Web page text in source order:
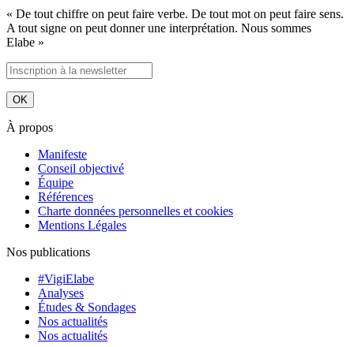
« De tout chiffre on peut faire verbe. De tout mot on peut faire sens.
A tout signe on peut donner une interprétation. Nous sommes
Elabe »
À propos
Manifeste
Conseil objectivé
Équipe
Références
Charte données personnelles et cookies
Mentions Légales
Nos publications
#VigiElabe
Analyses
Études & Sondages
Nos actualités
Nos actualités